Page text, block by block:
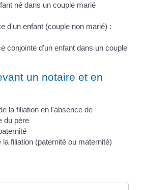
né dans un couple marié
d'un enfant (couple non marié) :
conjointe d'un enfant dans un couple
un notaire et en
la filiation en l'absence de
du père
filiation (paternité ou maternité)